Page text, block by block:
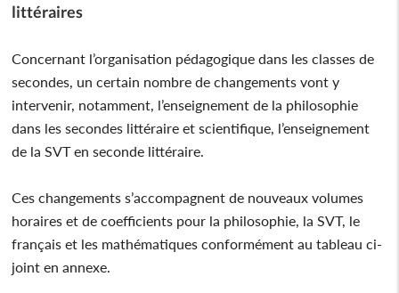
littéraires
Concernant l’organisation pédagogique dans les classes de
secondes, un certain nombre de changements vont y
intervenir, notamment, l’enseignement de la philosophie
dans les secondes littéraire et scientifique, l’enseignement
de la SVT en seconde littéraire.
Ces changements s’accompagnent de nouveaux volumes
horaires et de coefficients pour la philosophie, la SVT, le
français et les mathématiques conformément au tableau ci-
joint en annexe.